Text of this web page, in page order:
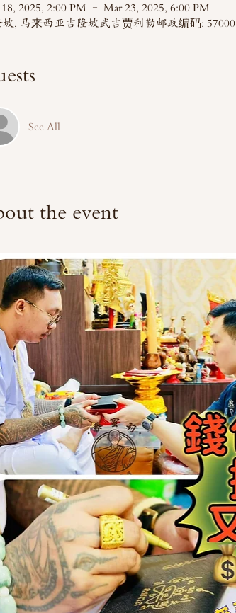
2025, 2:00 PM – Mar 23, 2025, 6:00 PM
坡, 马来西亚吉隆坡武吉贾利勒邮政编码: 57000
See All
the event